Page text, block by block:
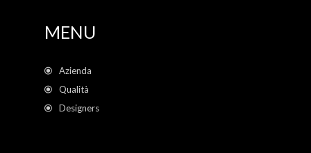
MENU
Azienda
Qualità
Designers